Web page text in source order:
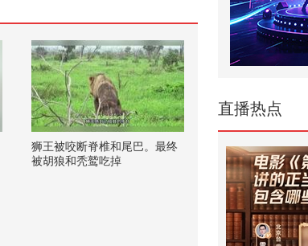
直播热点
狮王被咬断脊椎和尾巴。最终
被胡狼和秃鹫吃掉